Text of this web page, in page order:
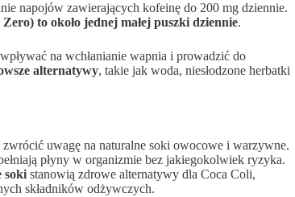
napojów zawierających kofeinę do 200 mg dziennie.
to około jednej małej puszki dziennie.
na wchłanianie wapnia i prowadzić do
alternatywy, takie jak woda, niesłodzone herbatki
uwagę na naturalne soki owocowe i warzywne.
płyny w organizmie bez jakiegokolwiek ryzyka.
soki stanowią zdrowe alternatywy dla Coca Coli,
składników odżywczych.